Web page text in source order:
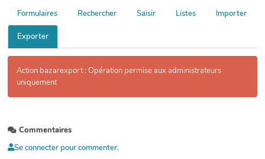
Formulaires Rechercher Saisir Listes Importer
Exporter
Action bazarexport : Opération permise aux administrateurs
uniquement
Commentaires
Se connecter pour commenter.